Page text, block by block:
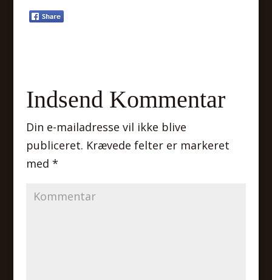
Indsend Kommentar
Din e-mailadresse vil ikke blive
publiceret. Krævede felter er markeret
med *